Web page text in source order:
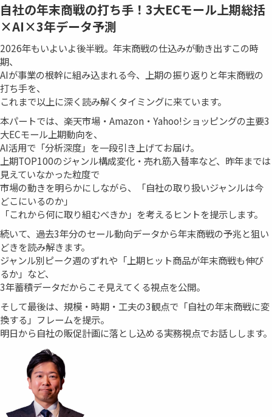
自社の年末商戦の打ち手！3大ECモール上期総括
×AI×3年データ予測
2026年もいよいよ後半戦。年末商戦の仕込みが動き出すこの時
期、
AIが事業の根幹に組み込まれる今、上期の振り返りと年末商戦の
打ち手を、
これまで以上に深く読み解くタイミングに来ています。
本パートでは、楽天市場・Amazon・Yahoo!ショッピングの主要3
大ECモール上期動向を、
AI活用で「分析深度」を一段引き上げてお届け。
上期TOP100のジャンル構成変化・売れ筋入替率など、昨年までは
見えていなかった粒度で
市場の動きを明らかにしながら、「自社の取り扱いジャンルは今
どこにいるのか」
「これから何に取り組むべきか」を考えるヒントを提示します。
続いて、過去3年分のセール動向データから年末商戦の予兆と狙い
どきを読み解きます。
ジャンル別ピーク週のずれや「上期ヒット商品が年末商戦も伸び
るか」など、
3年蓄積データだからこそ見えてくる視点を公開。
そして最後は、規模・時期・工夫の3観点で「自社の年末商戦に変
換する」フレームを提示。
明日から自社の販促計画に落とし込める実務視点でお話しします。